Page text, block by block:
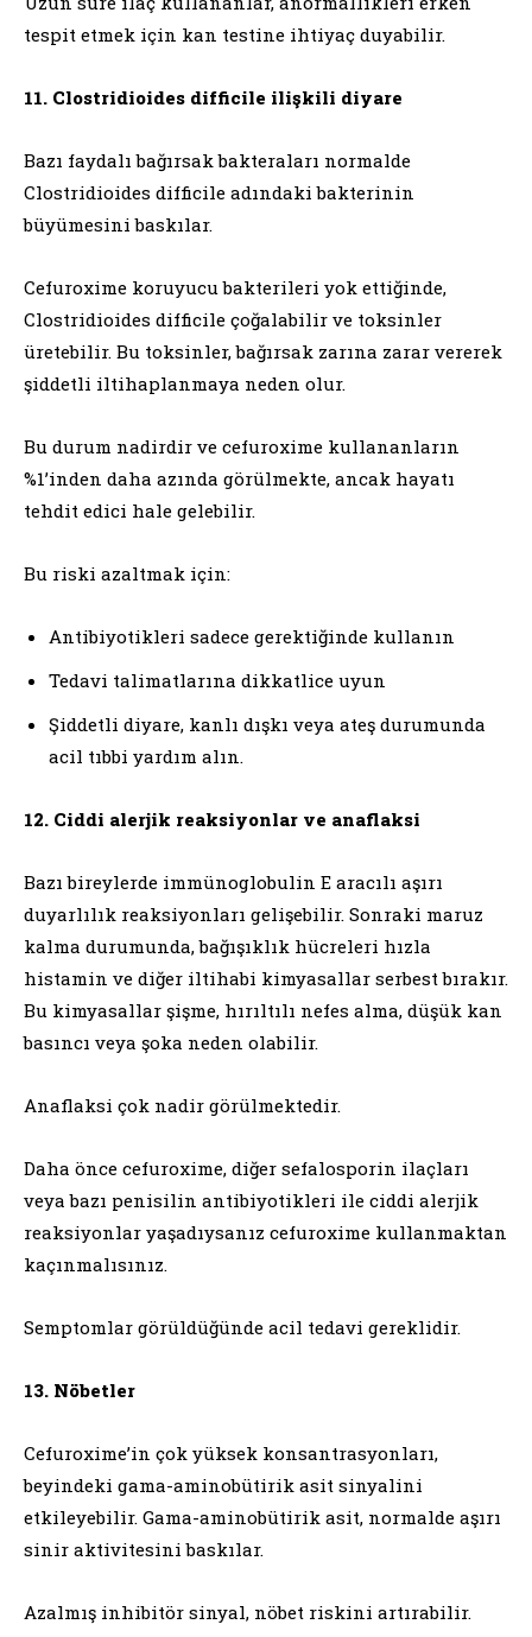
tespit etmek için kan testine ihtiyaç duyabilir.
11. Clostridioides difficile ilişkili diyare
Bazı faydalı bağırsak bakteraları normalde
Clostridioides difficile adındaki bakterinin
büyümesini baskılar.
Cefuroxime koruyucu bakterileri yok ettiğinde,
Clostridioides difficile çoğalabilir ve toksinler
üretebilir. Bu toksinler, bağırsak zarına zarar vererek
şiddetli iltihaplanmaya neden olur.
Bu durum nadirdir ve cefuroxime kullananların
%1’inden daha azında görülmekte, ancak hayatı
tehdit edici hale gelebilir.
Bu riski azaltmak için:
Antibiyotikleri sadece gerektiğinde kullanın
Tedavi talimatlarına dikkatlice uyun
Şiddetli diyare, kanlı dışkı veya ateş durumunda
acil tıbbi yardım alın.
12. Ciddi alerjik reaksiyonlar ve anaflaksi
Bazı bireylerde immünoglobulin E aracılı aşırı
duyarlılık reaksiyonları gelişebilir. Sonraki maruz
kalma durumunda, bağışıklık hücreleri hızla
histamin ve diğer iltihabi kimyasallar serbest bırakır.
Bu kimyasallar şişme, hırıltılı nefes alma, düşük kan
basıncı veya şoka neden olabilir.
Anaflaksi çok nadir görülmektedir.
Daha önce cefuroxime, diğer sefalosporin ilaçları
veya bazı penisilin antibiyotikleri ile ciddi alerjik
reaksiyonlar yaşadıysanız cefuroxime kullanmaktan
kaçınmalısınız.
Semptomlar görüldüğünde acil tedavi gereklidir.
13. Nöbetler
Cefuroxime’in çok yüksek konsantrasyonları,
beyindeki gama-aminobütirik asit sinyalini
etkileyebilir. Gama-aminobütirik asit, normalde aşırı
sinir aktivitesini baskılar.
Azalmış inhibitör sinyal, nöbet riskini artırabilir.